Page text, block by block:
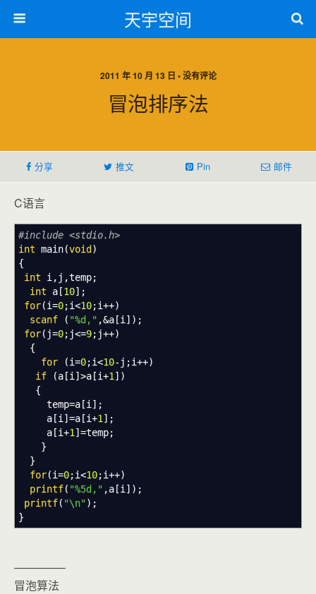
天宇空间
2011 年 10 月 13 日 • 没有评论
冒泡排序法
分享 推文 Pin 邮件
C语言
#include <stdio.h>
int main(void )
{
int i , j ,temp;
int a [10] ;
for(i=0;i<10;i++)
scanf
( "%d," ,&a [i ] ) ;
for( j=0; j<=9; j++)
{
for
(i=0;i<10- j ;i++)
if
(a [i ] >a [i+1 ] )
{
temp=a [i ] ;
a [i ] =a [i+1 ] ;
a [i+1 ] =temp;
}
}
for(i=0;i<10;i++)
printf( "%5d," ,a [i ] ) ;
printf( "\n") ;
}
————–
冒泡算法